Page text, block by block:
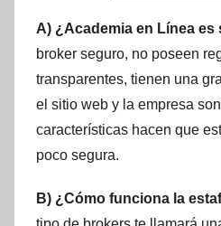
A) ¿Academia en Línea es
broker seguro, no poseen
transparentes, tienen una
el sitio web y la empresa
características hacen que
poco segura.
B) ¿Cómo funciona la